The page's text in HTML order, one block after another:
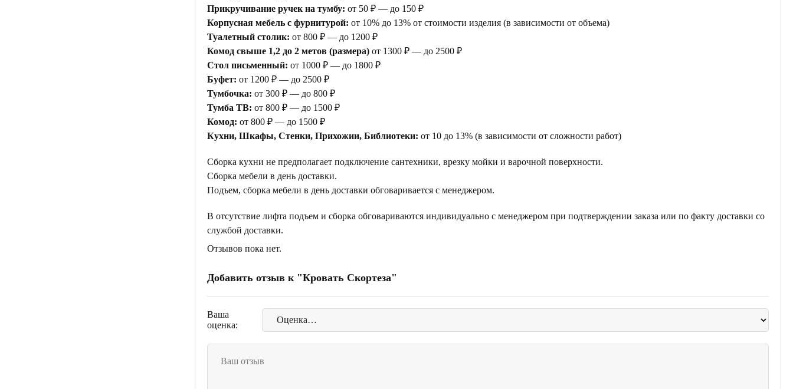
Прикручивание ручек на тумбу: от 50 ₽ — до 150 ₽
Корпусная мебель с фурнитурой: от 10% до 13% от стоимости изделия (в зависимости от объема)
Туалетный столик: от 800 ₽ — до 1200 ₽
Комод свыше 1,2 до 2 метов (размера) от 1300 ₽ — до 2500 ₽
Стол письменный: от 1000 ₽ — до 1800 ₽
Буфет: от 1200 ₽ — до 2500 ₽
Тумбочка: от 300 ₽ — до 800 ₽
Тумба ТВ: от 800 ₽ — до 1500 ₽
Комод: от 800 ₽ — до 1500 ₽
Кухни, Шкафы, Стенки, Прихожии, Библиотеки: от 10 до 13% (в зависимости от сложности работ)
Сборка кухни не предполагает подключение сантехники, врезку мойки и варочной поверхности.
Сборка мебели в день доставки.
Подъем, сборка мебели в день доставки обговаривается с менеджером.
В отсутствие лифта подъем и сборка обговариваются индивидуально с менеджером при подтверждении заказа или по факту доставки со
службой доставки.
Отзывов пока нет.
Добавить отзыв к "Кровать Скортеза"
Ваша
оценка: